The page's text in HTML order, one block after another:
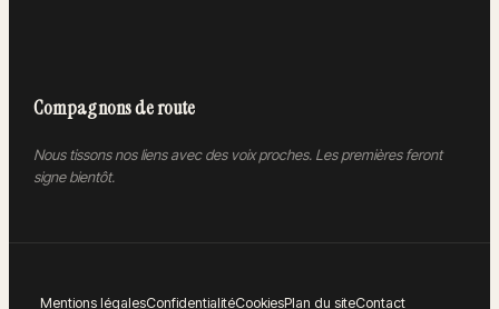
Compagnons de route
Nous tissons nos liens avec des voix proches. Les premières feront
signe bientôt.
Mentions légalesConfidentialitéCookiesPlan du siteContact